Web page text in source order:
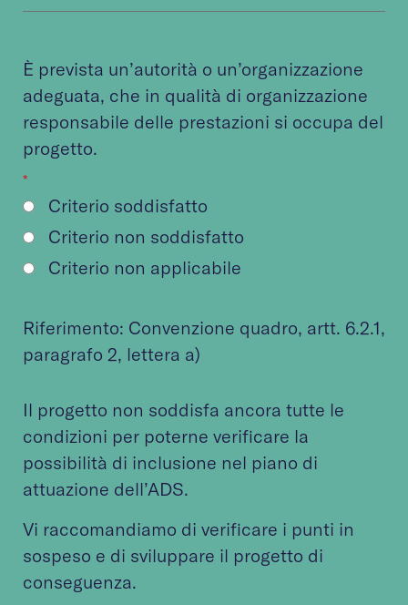
È prevista un’autorità o un’organizzazione
adeguata, che in qualità di organizzazione
responsabile delle prestazioni si occupa del
progetto.
*
Criterio soddisfatto
Criterio non soddisfatto
Criterio non applicabile
Riferimento: Convenzione quadro, artt. 6.2.1,
paragrafo 2, lettera a)
Il progetto non soddisfa ancora tutte le
condizioni per poterne verificare la
possibilità di inclusione nel piano di
attuazione dell’ADS.
Vi raccomandiamo di verificare i punti in
sospeso e di sviluppare il progetto di
conseguenza.